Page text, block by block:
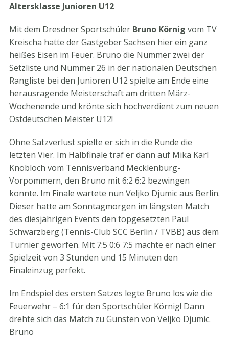
Altersklasse Junioren U12
Mit dem Dresdner Sportschüler Bruno Körnig vom TV
Kreischa hatte der Gastgeber Sachsen hier ein ganz
heißes Eisen im Feuer. Bruno die Nummer zwei der
Setzliste und Nummer 26 in der nationalen Deutschen
Rangliste bei den Junioren U12 spielte am Ende eine
herausragende Meisterschaft am dritten März-
Wochenende und krönte sich hochverdient zum neuen
Ostdeutschen Meister U12!
Ohne Satzverlust spielte er sich in die Runde die
letzten Vier. Im Halbfinale traf er dann auf Mika Karl
Knobloch vom Tennisverband Mecklenburg-
Vorpommern, den Bruno mit 6:2 6:2 bezwingen
konnte. Im Finale wartete nun Veljko Djumic aus Berlin.
Dieser hatte am Sonntagmorgen im längsten Match
des diesjährigen Events den topgesetzten Paul
Schwarzberg (Tennis-Club SCC Berlin / TVBB) aus dem
Turnier geworfen. Mit 7:5 0:6 7:5 machte er nach einer
Spielzeit von 3 Stunden und 15 Minuten den
Finaleinzug perfekt.
Im Endspiel des ersten Satzes legte Bruno los wie die
Feuerwehr – 6:1 für den Sportschüler Körnig! Dann
drehte sich das Match zu Gunsten von Veljko Djumic.
Bruno